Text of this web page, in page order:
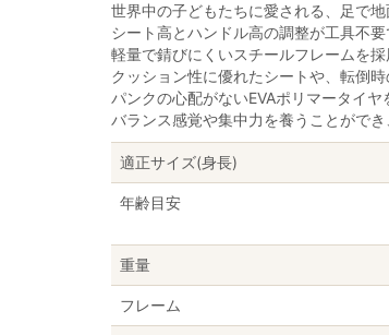
世界中の子どもたちに愛される、足で
シート高とハンドル高の調整が工具不
軽量で錆びにくいスチールフレームを
クッション性に優れたシートや、転倒
パンクの心配がないEVAポリマータイ
バランス感覚や集中力を養うことがで
適正サイズ(身長)
年齢目安
重量
フレーム